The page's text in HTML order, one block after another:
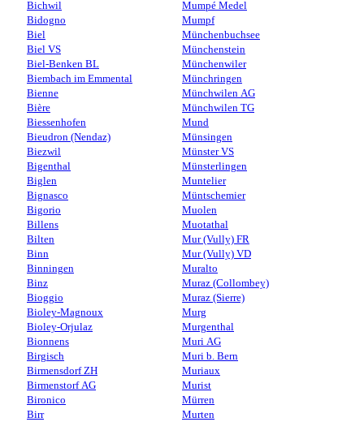
Bichwil
Bidogno
Biel
Biel VS
Biel-Benken BL
Biembach im Emmental
Bienne
Bière
Biessenhofen
Bieudron (Nendaz)
Biezwil
Bigenthal
Biglen
Bignasco
Bigorio
Billens
Bilten
Binn
Binningen
Binz
Bioggio
Bioley-Magnoux
Bioley-Orjulaz
Bionnens
Birgisch
Birmensdorf ZH
Birmenstorf AG
Bironico
Birr
Mumpé Medel
Mumpf
Münchenbuchsee
Münchenstein
Münchenwiler
Münchringen
Münchwilen AG
Münchwilen TG
Mund
Münsingen
Münster VS
Münsterlingen
Muntelier
Müntschemier
Muolen
Muotathal
Mur (Vully) FR
Mur (Vully) VD
Muralto
Muraz (Collombey)
Muraz (Sierre)
Murg
Murgenthal
Muri AG
Muri b. Bern
Muriaux
Murist
Mürren
Murten